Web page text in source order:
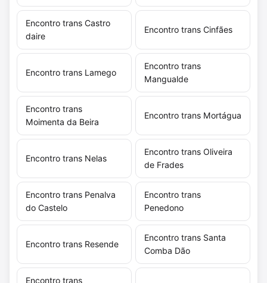
Encontro trans Castro
daire
Encontro trans Cinfães
Encontro trans Lamego
Encontro trans
Mangualde
Encontro trans
Moimenta da Beira
Encontro trans Mortágua
Encontro trans Nelas
Encontro trans Oliveira
de Frades
Encontro trans Penalva
do Castelo
Encontro trans
Penedono
Encontro trans Resende
Encontro trans Santa
Comba Dão
Encontro trans